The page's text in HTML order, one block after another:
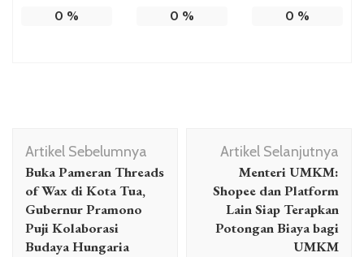
0 % 0 % 0 %
Navigasi
Artikel
Artikel Sebelumnya
Buka Pameran Threads
of Wax di Kota Tua,
Gubernur Pramono
Puji Kolaborasi
Budaya Hungaria
Artikel Selanjutnya
Menteri UMKM:
Shopee dan Platform
Lain Siap Terapkan
Potongan Biaya bagi
UMKM